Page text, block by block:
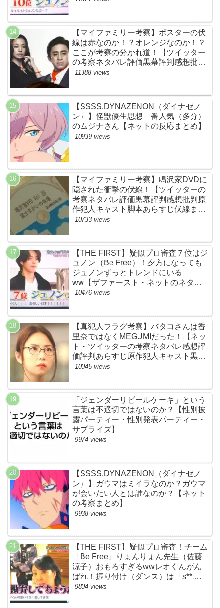
【マイファミリー考察】ポスターの伏
線は赤なのか！？オレンジなのか！？
ここが考察の分かれ道！【ツイッター
の考察ネタバレ評価黒幕評判感想批判
原作犯人キャスト脚本あらすじ伏線ま
11388 views
【SSSS.DYNAZENON（ダイナゼノ
ン）】怪獣優生思想一番人気（多分）
のムジナさん【ネットの反応まとめ】
10939 views
【マイファミリー考察】鳴沢家DVDに
隠された衝撃の伏線！【ツイッターの
考察ネタバレ評価黒幕評判感想批判原
作犯人キャスト脚本あらすじ伏線まと
め】
10733 views
【THE FIRST】疑似プロ審査７位はジ
ュノン（Be Free）！夕方になっても
ジュノンずっとトレンドにいる
ww【ザファースト・ネットのネタバ
レ感想考察まとめ・スッキリ・
10476 views
【真犯人フラグ考察】バタコさんは香
里奈ではなくMEGUMIだった！【ネッ
ト・ツイッターの考察ネタバレ感想評
価評判あらすじ原作犯人キャスト黒幕
伏線まとめ】
10045 views
「ジェンダーリビールケーキ」という
言葉は不適切ではないのか？【性別披
露パーティー・性別発表パーティー・
サプライズ】
9974 views
【SSSS.DYNAZENON（ダイナゼノ
ン）】ガウマはミイラなのか？ガウマ
が会いたい人とは誰なのか？【ネット
の考察まとめ】
9938 views
【THE FIRST】疑似プロ審査！チーム
「Be Free」りょんりょん先生（佐藤
涼子）おもろすぎるwwレオくんがん
ばれ！振り付け（ダンス）は「s**t
kingz」のOguri・Kazuki！豪華！【ネ
9804 views